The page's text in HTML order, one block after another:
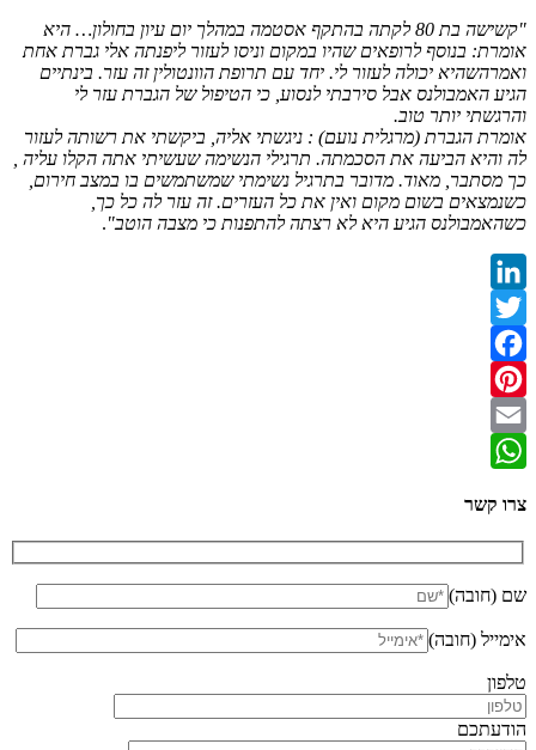
"קשישה בת 80 לקתה בהתקף אסטמה במהלך יום עיון בחולון… היא
אומרת: בנוסף לרופאים שהיו במקום וניסו לעזור ליפנתה אלי גברת אחת
ואמרהשהיא יכולה לעזור לי. יחד עם תרופת הוונטולין זה עזר. בינתיים
הגיע האמבולנס אבל סירבתי לנסוע, כי הטיפול של הגברת עזר לי
והרגשתי יותר טוב.
אומרת הגברת (מרגלית נועם) : ניגשתי אליה, ביקשתי את רשותה לעזור
לה והיא הביעה את הסכמתה. תרגילי הנשימה שעשיתי אתה הקלו עליה ,
כך מסתבר, מאוד. מדובר בתרגיל נשימתי שמשתמשים בו במצב חירום,
כשנמצאים בשום מקום ואין את כל העזרים. זה עזר לה כל כך,
כשהאמבולנס הגיע היא לא רצתה להתפנות כי מצבה הוטב".
צרו קשר
שם (חובה)
אימייל (חובה)
טלפון
הודעתכם